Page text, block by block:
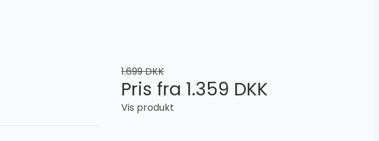
1.699 DKK
Pris fra 1.359 DKK
Vis produkt